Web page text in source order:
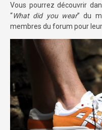
Vous pourrez découvrir
“What did you wear” du
membres du forum pour